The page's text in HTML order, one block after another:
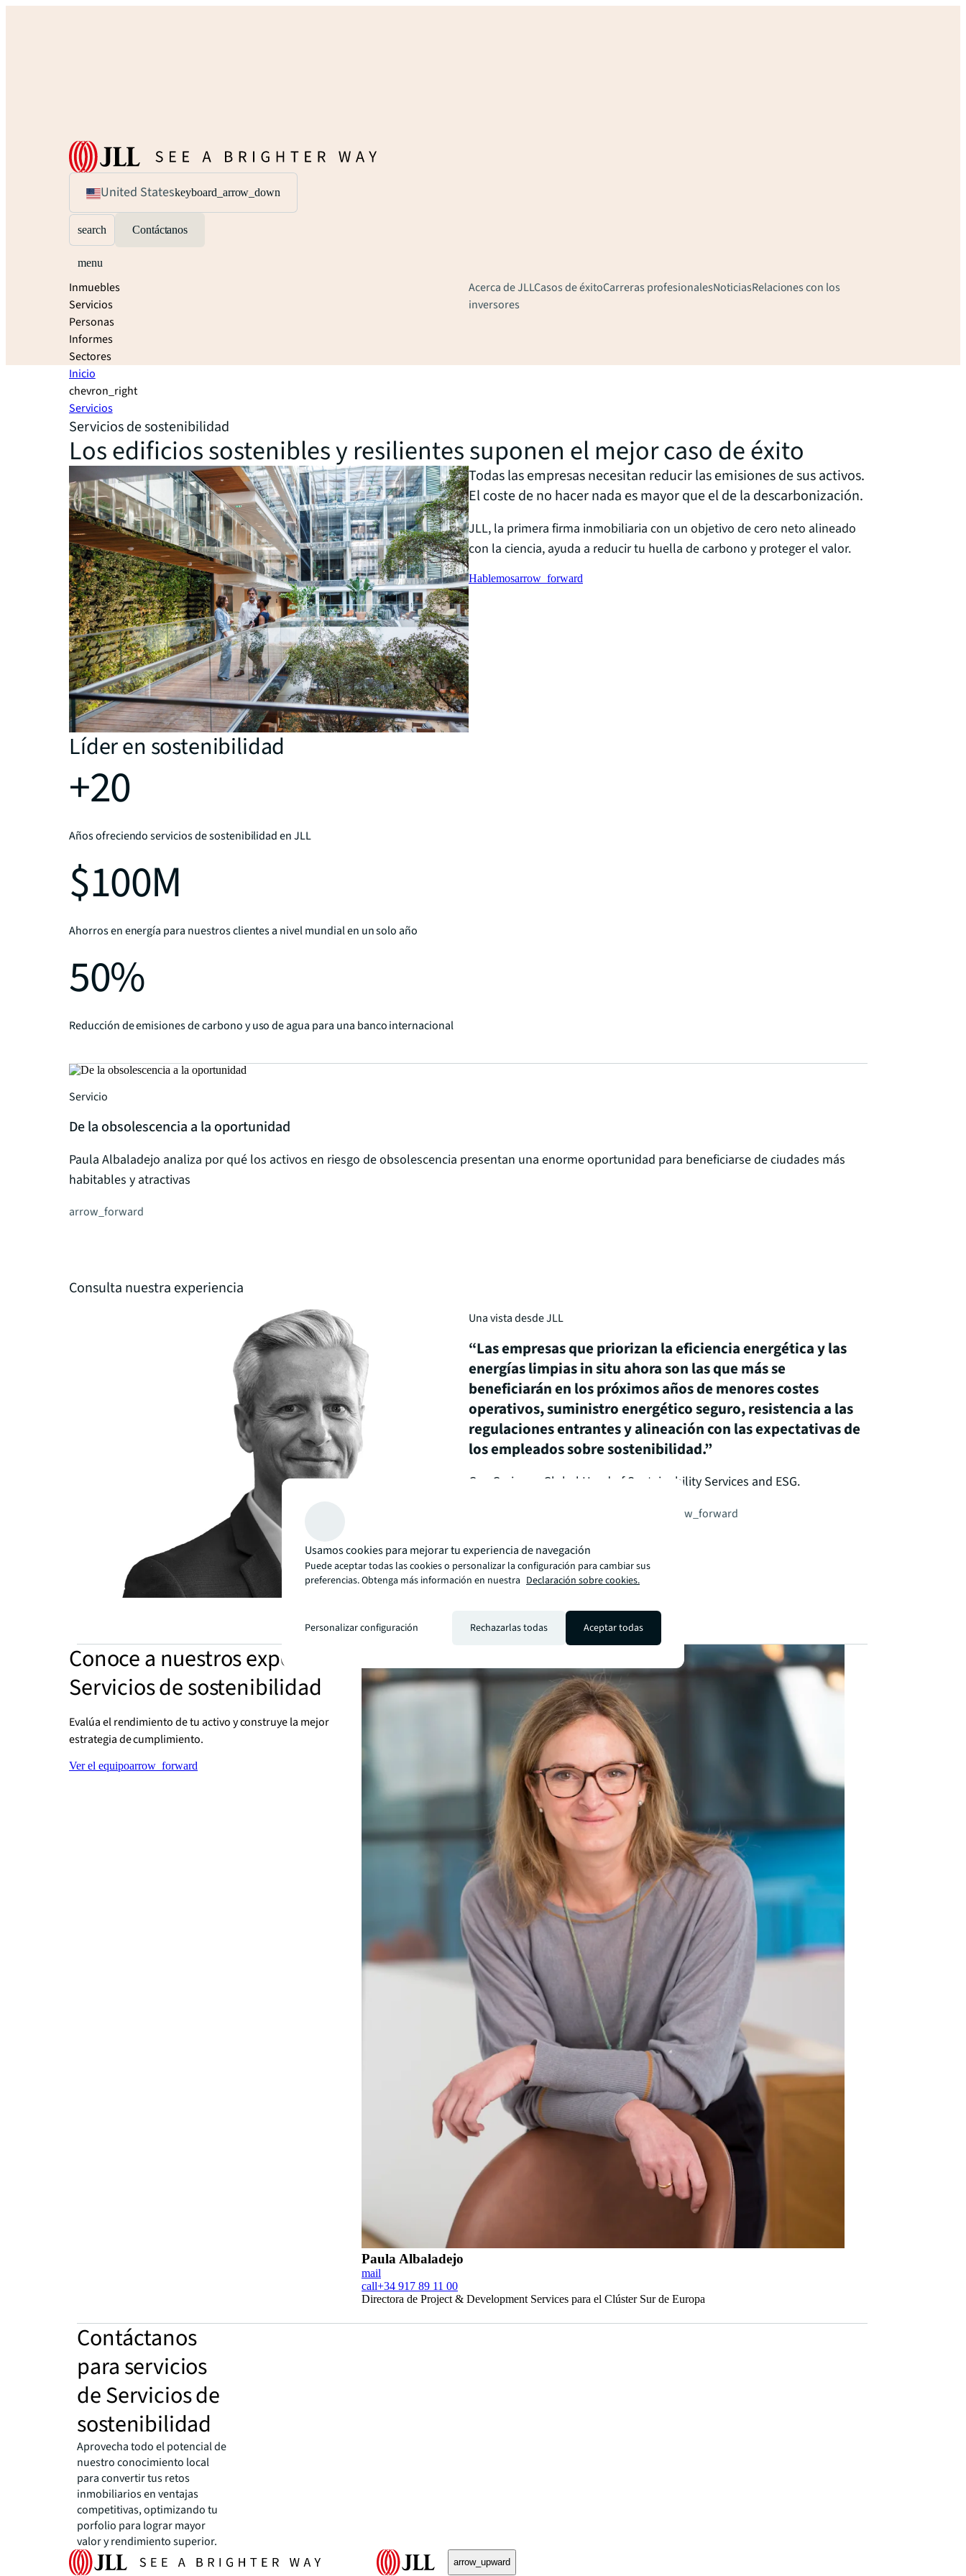
United Stateskeyboard_arrow_down
search Contáctanos
menu
Inmuebles
Servicios
Personas
Informes
Sectores
Acerca de JLLCasos de éxitoCarreras profesionalesNoticiasRelaciones con los
inversores
Inicio
chevron_right
Servicios
Servicios de sostenibilidad
Los edificios sostenibles y resilientes suponen el mejor caso de éxito
Todas las empresas necesitan reducir las emisiones de sus activos.
El coste de no hacer nada es mayor que el de la descarbonización.
JLL, la primera firma inmobiliaria con un objetivo de cero neto alineado
con la ciencia, ayuda a reducir tu huella de carbono y proteger el valor.
Hablemosarrow_forward
Líder en sostenibilidad
+20
Años ofreciendo servicios de sostenibilidad en JLL
$100M
Ahorros en energía para nuestros clientes a nivel mundial en un solo año
50%
Reducción de emisiones de carbono y uso de agua para una banco internacional
Servicio
De la obsolescencia a la oportunidad
Paula Albaladejo analiza por qué los activos en riesgo de obsolescencia presentan una enorme oportunidad para beneficiarse de ciudades más
habitables y atractivas
arrow_forward
Consulta nuestra experiencia
Una vista desde JLL
“Las empresas que priorizan la eficiencia energética y las
energías limpias in situ ahora son las que más se
beneficiarán en los próximos años de menores costes
operativos, suministro energético seguro, resistencia a las
regulaciones entrantes y alineación con las expectativas de
los empleados sobre sostenibilidad.”
Guy Grainger, Global Head of Sustainability Services and ESG.
arrow_forward
Conoce a nuestros expertos en
Servicios de sostenibilidad
Evalúa el rendimiento de tu activo y construye la mejor
estrategia de cumplimiento.
Ver el equipoarrow_forward
Paula Albaladejo
mail
call+34 917 89 11 00
Directora de Project & Development Services para el Clúster Sur de Europa
Contáctanos
para servicios
de Servicios de
sostenibilidad
Aprovecha todo el potencial de
nuestro conocimiento local
para convertir tus retos
inmobiliarios en ventajas
competitivas, optimizando tu
porfolio para lograr mayor
valor y rendimiento superior.
arrow_upward
Usamos cookies para mejorar tu experiencia de navegación
Puede aceptar todas las cookies o personalizar la configuración para cambiar sus
preferencias. Obtenga más información en nuestra Declaración sobre cookies.
Personalizar configuración Rechazarlas todas Aceptar todas